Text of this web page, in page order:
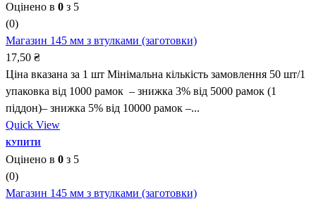
Оцінено в 0 з 5
(0)
Магазин 145 мм з втулками (заготовки)
17,50 ₴
Ціна вказана за 1 шт Мінімальна кількість замовлення 50 шт/1
упаковка від 1000 рамок – знижка 3% від 5000 рамок (1
піддон)– знижка 5% від 10000 рамок –...
Quick View
КУПИТИ
Оцінено в 0 з 5
(0)
Магазин 145 мм з втулками (заготовки)